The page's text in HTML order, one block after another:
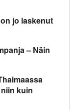
jo laskenut
– Näin
kuin